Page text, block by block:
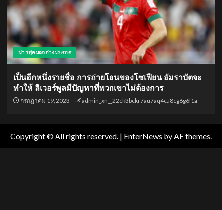
ข่าวฟุตบอลต่างประเทศ
เป็นอีกหนึ่งรายชื่อ การถ่ายโอนของโซเฟียน อัมราบัตจะ
ทำให้ ลิเวอร์พูลมีปัญหาที่พวกเขาไม่ต้องการ
กรกฎาคม 19, 2023 admin_xn__22ck3bckr7au7aq4cu8cg6g6l1a
Copyright © All rights reserved. | EnterNews by AF themes.